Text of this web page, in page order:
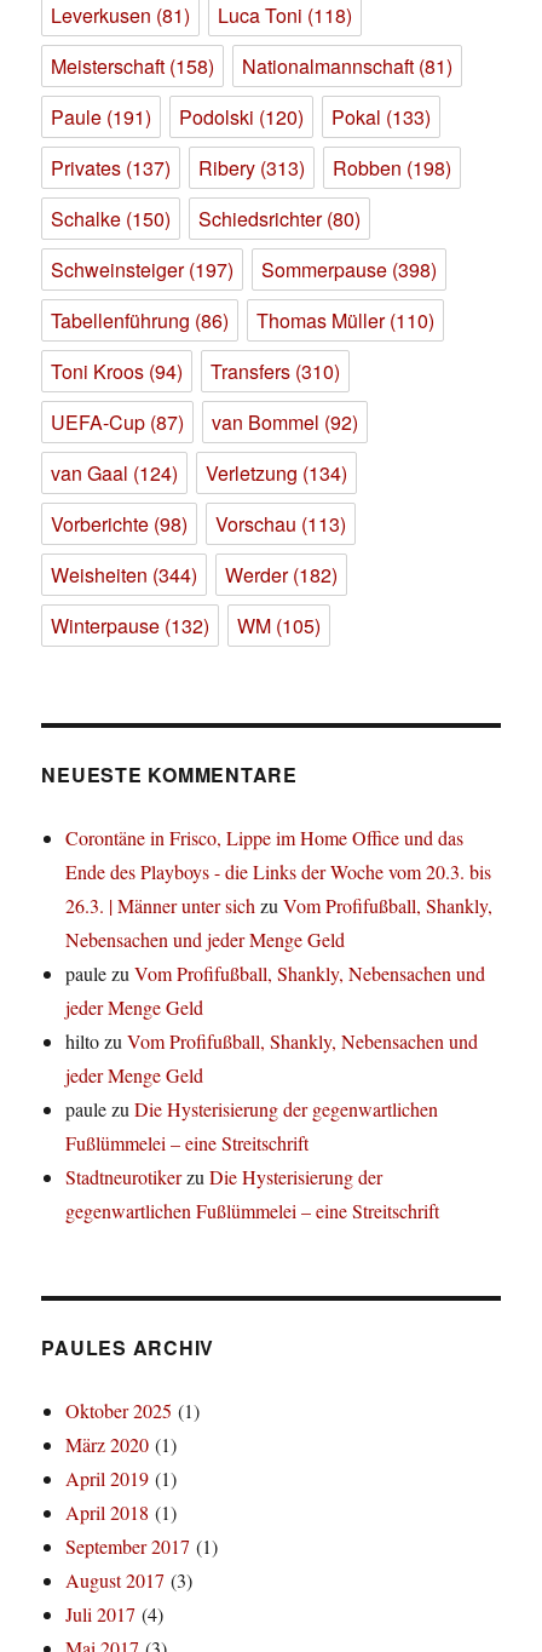
Leverkusen (81) Luca Toni (118)
Meisterschaft (158) Nationalmannschaft (81)
Paule (191) Podolski (120) Pokal (133)
Privates (137) Ribery (313) Robben (198)
Schalke (150) Schiedsrichter(80)
Schweinsteiger(197) Sommerpause (398)
Tabellenführung (86) Thomas Müller(110)
Toni Kroos (94) Transfers (310)
UEFA-Cup (87) van Bommel (92)
van Gaal (124) Verletzung (134)
Vorberichte (98) Vorschau (113)
Weisheiten (344) Werder(182)
Winterpause (132) WM (105)
NEUESTE KOMMENTARE
Corontäne in Frisco, Lippe im Home Office und das
Ende des Playboys - die Links der Woche vom 20.3. bis
26.3. | Männer unter sichzuVom Profifußball, Shankly,
Nebensachen und jeder Menge Geld
paulezuVom Profifußball, Shankly, Nebensachen und
jeder Menge Geld
hiltozuVom Profifußball, Shankly, Nebensachen und
jeder Menge Geld
paulezuDie Hysterisierung der gegenwartlichen
Fußlümmelei – eine Streitschrift
StadtneurotikerzuDie Hysterisierung der
gegenwartlichen Fußlümmelei – eine Streitschrift
PAULES ARCHIV
Oktober 2025 (1)
März 2020 (1)
April 2019 (1)
April 2018 (1)
September 2017 (1)
August 2017 (3)
Juli 2017 (4)